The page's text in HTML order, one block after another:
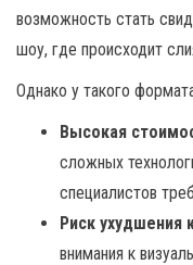
возможность стать
шоу, где происходит
Однако у такого
Высокая
сложных
специалистов
Риск ухудшения
внимания к